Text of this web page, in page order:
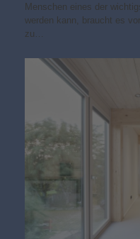
Menschen eines der
werden kann, braucht es
zu…